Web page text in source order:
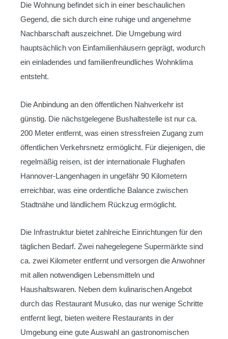
Die Wohnung befindet sich in einer beschaulichen
Gegend, die sich durch eine ruhige und angenehme
Nachbarschaft auszeichnet. Die Umgebung wird
hauptsächlich von Einfamilienhäusern geprägt, wodurch
ein einladendes und familienfreundliches Wohnklima
entsteht.
Die Anbindung an den öffentlichen Nahverkehr ist
günstig. Die nächstgelegene Bushaltestelle ist nur ca.
200 Meter entfernt, was einen stressfreien Zugang zum
öffentlichen Verkehrsnetz ermöglicht. Für diejenigen, die
regelmäßig reisen, ist der internationale Flughafen
Hannover-Langenhagen in ungefähr 90 Kilometern
erreichbar, was eine ordentliche Balance zwischen
Stadtnähe und ländlichem Rückzug ermöglicht.
Die Infrastruktur bietet zahlreiche Einrichtungen für den
täglichen Bedarf. Zwei nahegelegene Supermärkte sind
ca. zwei Kilometer entfernt und versorgen die Anwohner
mit allen notwendigen Lebensmitteln und
Haushaltswaren. Neben dem kulinarischen Angebot
durch das Restaurant Musuko, das nur wenige Schritte
entfernt liegt, bieten weitere Restaurants in der
Umgebung eine gute Auswahl an gastronomischen